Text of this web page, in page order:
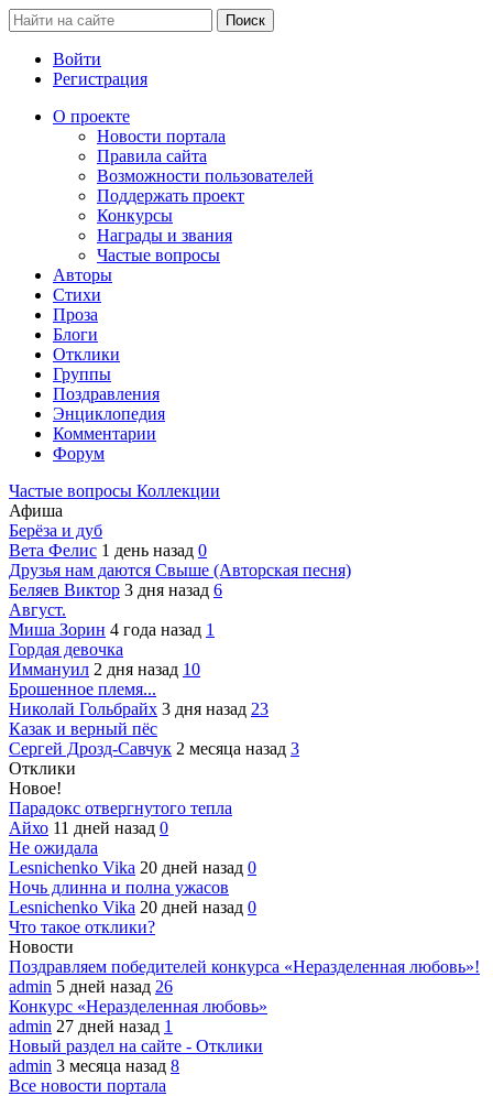
Войти
Регистрация
О проекте
Новости портала
Правила сайта
Возможности пользователей
Поддержать проект
Конкурсы
Награды и звания
Частые вопросы
Авторы
Стихи
Проза
Блоги
Отклики
Группы
Поздравления
Энциклопедия
Комментарии
Форум
Частые вопросы Коллекции
Афиша
Берёза и дуб
Вета Фелис 1 день назад 0
Друзья нам даются Свыше (Авторская песня)
Беляев Виктор 3 дня назад 6
Август.
Миша Зорин 4 года назад 1
Гордая девочка
Иммануил 2 дня назад 10
Брошенное племя...
Николай Гольбрайх 3 дня назад 23
Казак и верный пёс
Сергей Дрозд-Савчук 2 месяца назад 3
Отклики
Новое!
Парадокс отвергнутого тепла
Айхо 11 дней назад 0
Не ожидала
Lesnichenko Vika 20 дней назад 0
Ночь длинна и полна ужасов
Lesnichenko Vika 20 дней назад 0
Что такое отклики?
Новости
Поздравляем победителей конкурса «Неразделенная любовь»!
admin 5 дней назад 26
Конкурс «Неразделенная любовь»
admin 27 дней назад 1
Новый раздел на сайте - Отклики
admin 3 месяца назад 8
Все новости портала